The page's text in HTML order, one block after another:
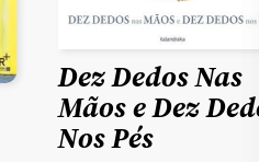
Dez Dedos Nas
Mãos e Dez
Nos Pés